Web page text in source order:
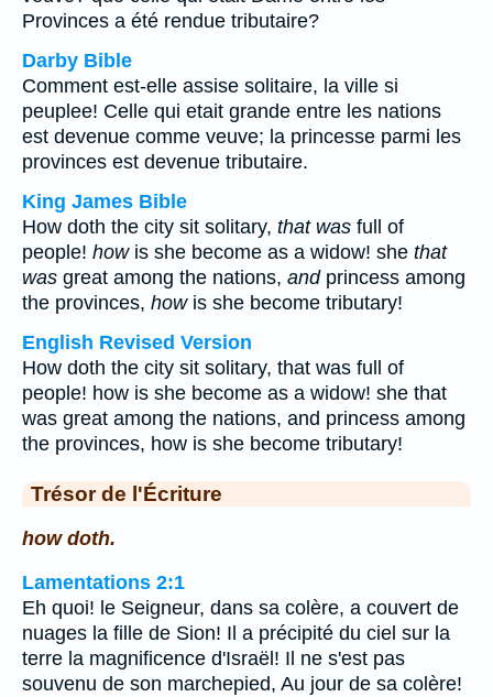
Provinces a été rendue tributaire?
Darby Bible
Comment est-elle assise solitaire, la ville si
peuplee! Celle qui etait grande entre les nations
est devenue comme veuve; la princesse parmi les
provinces est devenue tributaire.
King James Bible
How doth the city sit solitary, that was full of
people! howis she become as a widow! she that
was great among the nations, andprincess among
the provinces, howis she become tributary!
English Revised Version
How doth the city sit solitary, that was full of
people! how is she become as a widow! she that
was great among the nations, and princess among
the provinces, how is she become tributary!
Trésor de l'Écriture
how doth.
Lamentations 2:1
Eh quoi! le Seigneur, dans sa colère, a couvert de
nuages la fille de Sion! Il a précipité du ciel sur la
terre la magnificence d'Israël! Il ne s'est pas
souvenu de son marchepied, Au jour de sa colère!